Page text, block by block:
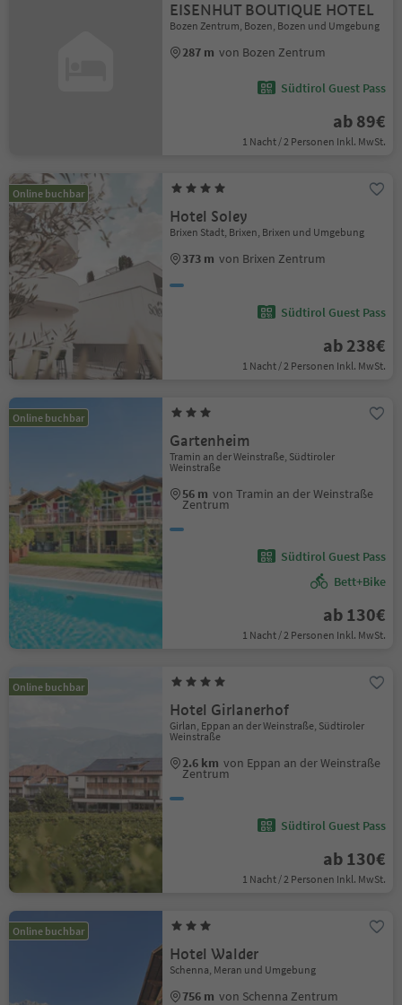
EISENHUT BOUTIQUE HOTEL
Bozen Zentrum, Bozen, Bozen und Umgebung
287 m von Bozen Zentrum
Südtirol Guest Pass
ab 89€
1 Nacht / 2 Personen Inkl. MwSt.
Online buchbar
Hotel Soley
Brixen Stadt, Brixen, Brixen und Umgebung
373 m von Brixen Zentrum
Südtirol Guest Pass
ab 238€
1 Nacht / 2 Personen Inkl. MwSt.
Online buchbar
Gartenheim
Tramin an der Weinstraße, Südtiroler
Weinstraße
56 m von Tramin an der Weinstraße
Zentrum
Südtirol Guest Pass
Bett+Bike
ab 130€
1 Nacht / 2 Personen Inkl. MwSt.
Online buchbar
Hotel Girlanerhof
Girlan, Eppan an der Weinstraße, Südtiroler
Weinstraße
2.6 km von Eppan an der Weinstraße
Zentrum
Südtirol Guest Pass
ab 130€
1 Nacht / 2 Personen Inkl. MwSt.
Online buchbar
Hotel Walder
Schenna, Meran und Umgebung
756 m von Schenna Zentrum